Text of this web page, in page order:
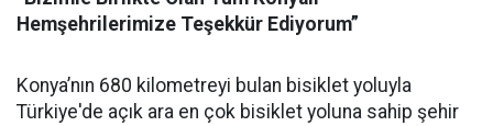
Hemşehrilerimize Teşekkür Ediyorum”
Konya’nın 680 kilometreyi bulan bisiklet yoluyla
Türkiye'de açık ara en çok bisiklet yoluna sahip şehir